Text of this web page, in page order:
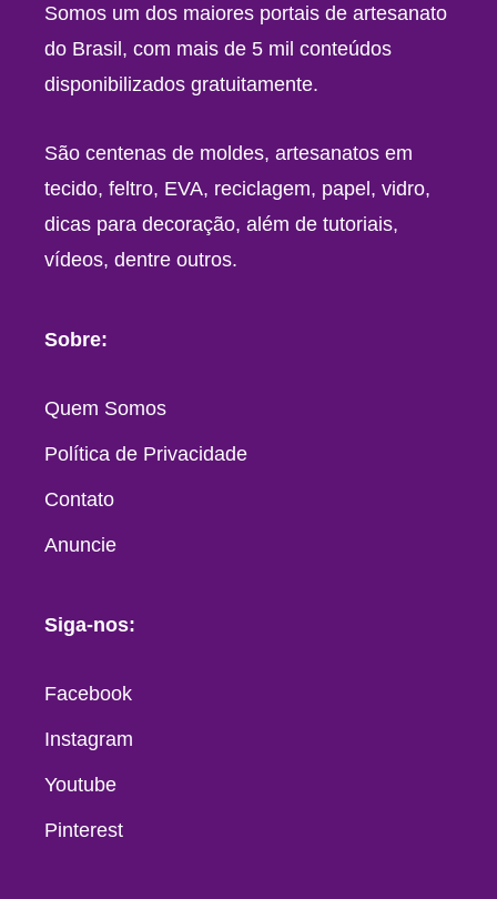
Somos um dos maiores portais de artesanato
do Brasil, com mais de 5 mil conteúdos
disponibilizados gratuitamente.
São centenas de moldes, artesanatos em
tecido, feltro, EVA, reciclagem, papel, vidro,
dicas para decoração, além de tutoriais,
vídeos, dentre outros.
Sobre:
Quem Somos
Política de Privacidade
Contato
Anuncie
Siga-nos:
Facebook
Instagram
Youtube
Pinterest